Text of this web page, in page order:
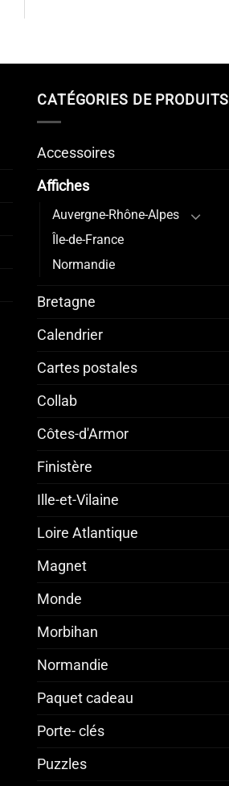
CATÉGORIES DE PRODUITS
Accessoires
Affiches
Auvergne-Rhône-Alpes
Île-de-France
Normandie
Bretagne
Calendrier
Cartes postales
Collab
Côtes-d'Armor
Finistère
Ille-et-Vilaine
Loire Atlantique
Magnet
Monde
Morbihan
Normandie
Paquet cadeau
Porte- clés
Puzzles